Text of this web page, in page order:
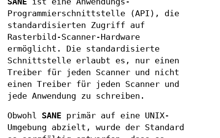
Programmierschnittstelle (API), die
standardisierten Zugriff auf
Rasterbild-Scanner-Hardware
ermöglicht. Die standardisierte
Schnittstelle erlaubt es, nur einen
Treiber für jeden Scanner und nicht
einen Treiber für jeden Scanner und
jede Anwendung zu schreiben.
Obwohl SANE primär auf eine UNIX-
Umgebung abzielt, wurde der Standard